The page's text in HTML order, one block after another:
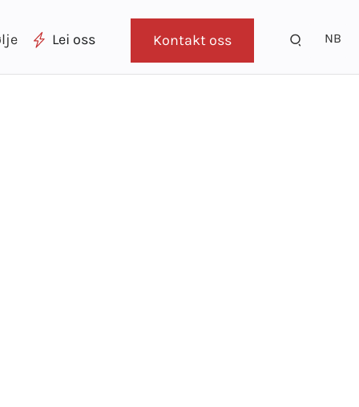
Lei oss Kontakt oss NB